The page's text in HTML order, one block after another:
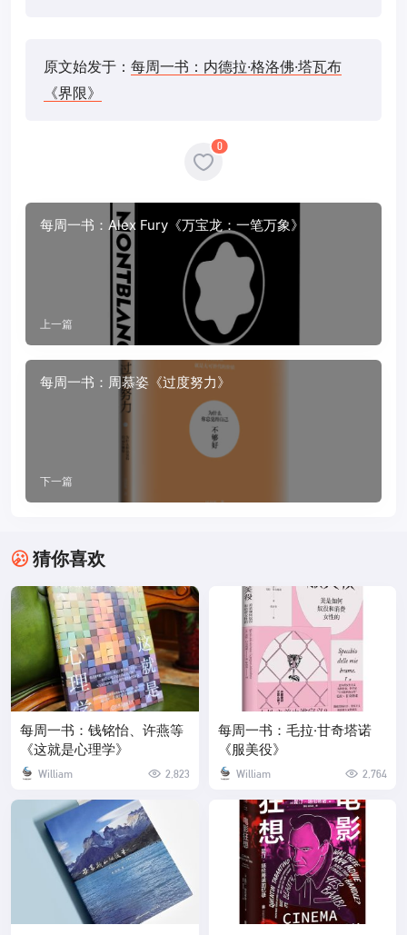
原文始发于： 每周一书：内德拉·格洛佛·塔瓦布
《界限》
0
每周一书：Alex Fury《万宝龙：一笔万象》
上一篇
每周一书：周慕姿《过度努力》
下一篇
猜你喜欢
每周一书：钱铭怡、许燕等
《这就是心理学》
William 2,823
每周一书：毛拉·甘奇塔诺
《服美役》
William 2,764